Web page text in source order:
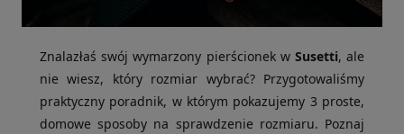
Znalazłaś swój wymarzony pierścionek w Susetti, ale
nie wiesz, który rozmiar wybrać? Przygotowaliśmy
praktyczny poradnik, w którym pokazujemy 3 proste,
domowe sposoby na sprawdzenie rozmiaru. Poznaj